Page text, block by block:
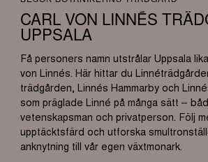
CARL VON LINNÉS
UPPSALA
Få personers namn utstrålar Uppsala
von Linnés. Härhittardu
trädgården, Linnés Hammarby och
som präglade Linné på många sätt –
vetenskapsman och privatperson. Följ
upptäcktsfärd och utforska
anknytning till vår egen växtmonark.